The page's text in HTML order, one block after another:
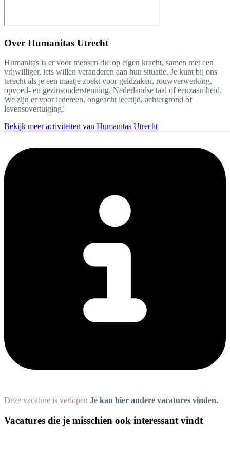
Over Humanitas Utrecht
Humanitas is er voor mensen die op eigen kracht, samen met een
vrijwilliger, iets willen veranderen aan hun situatie. Je kunt bij ons
terecht als je een maatje zoekt voor geldzaken, rouwverwerking,
opvoed- en gezinsondersteuning, Nederlandse taal of eenzaamheid.
We zijn er voor iedereen, ongeacht leeftijd, achtergrond of
levensovertuiging!
Bekijk meer activiteiten van Humanitas Utrecht
Deze vacature is verlopen Je kan hier andere vacatures vinden.
Vacatures die je misschien ook interessant vindt